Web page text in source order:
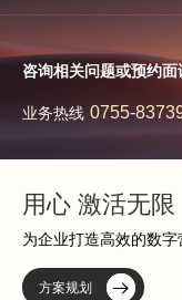
咨询相关问题或预约
业务热线 0755-
用心 激活无限
为企业打造高效的数
方案规划